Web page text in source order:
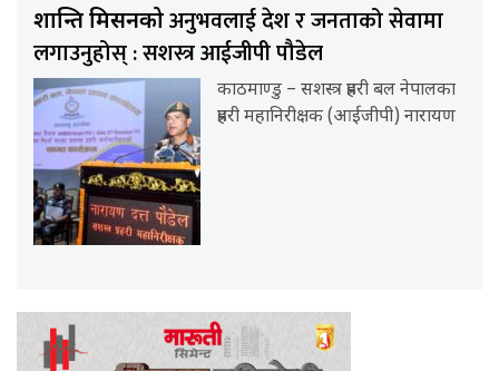
शान्ति मिसनकोअनुभवलाई देश र जनताको सेवामा
लगाउनुहोस् : सशस्त्र आईजीपी पौडेल
काठमाण्डु – सशस्त्र प्रहरी बल नेपालका
प्रहरी महानिरीक्षक (आईजीपी) नारायण